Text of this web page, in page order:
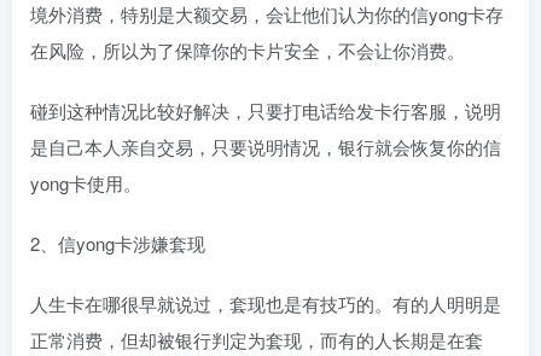
境外消费，特别是大额交易，会让他们认为你的信yong卡存
在风险，所以为了保障你的卡片安全，不会让你消费。
碰到这种情况比较好解决，只要打电话给发卡行客服，说明
是自己本人亲自交易，只要说明情况，银行就会恢复你的信
yong卡使用。
2、信yong卡涉嫌套现
人生卡在哪很早就说过，套现也是有技巧的。有的人明明是
正常消费，但却被银行判定为套现，而有的人长期是在套